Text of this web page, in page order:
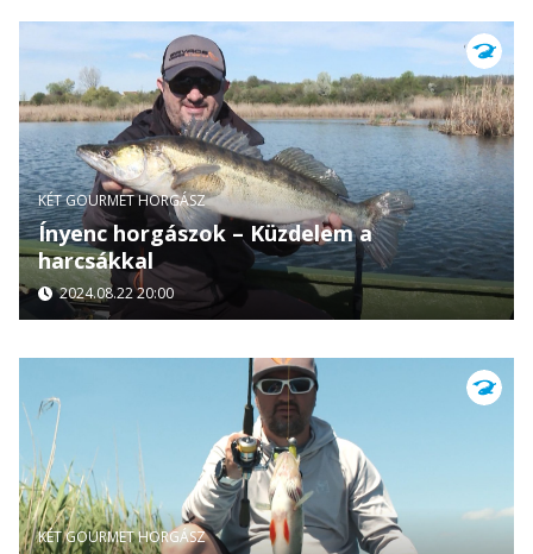
KÉT GOURMET HORGÁSZ
Ínyenc horgászok – Küzdelem a
harcsákkal
2024.08.22 20:00
KÉT GOURMET HORGÁSZ